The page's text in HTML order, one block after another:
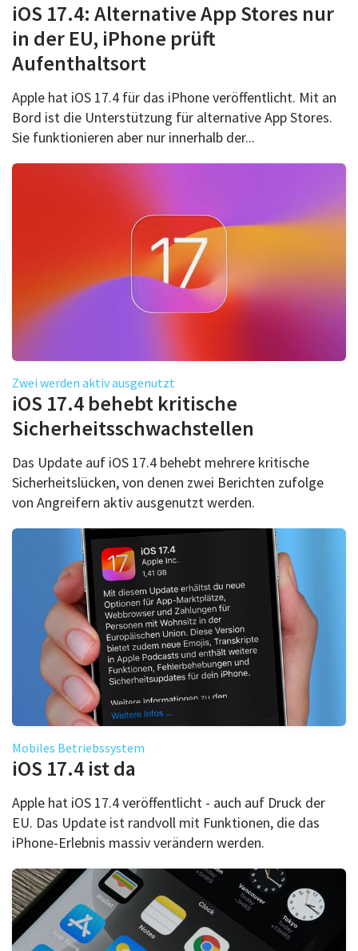
iOS 17.4: Alternative App Stores nur
in der EU, iPhone prüft
Aufenthaltsort
Apple hat iOS 17.4 für das iPhone veröffentlicht. Mit an
Bord ist die Unterstützung für alternative App Stores.
Sie funktionieren aber nur innerhalb der...
Zwei werden aktiv ausgenutzt
iOS 17.4 behebt kritische
Sicherheitsschwachstellen
Das Update auf iOS 17.4 behebt mehrere kritische
Sicherheitslücken, von denen zwei Berichten zufolge
von Angreifern aktiv ausgenutzt werden.
Mobiles Betriebssystem
iOS 17.4 ist da
Apple hat iOS 17.4 veröffentlicht - auch auf Druck der
EU. Das Update ist randvoll mit Funktionen, die das
iPhone-Erlebnis massiv verändern werden.